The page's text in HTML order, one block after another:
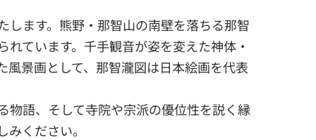
ます。熊野・那智山の南壁を落ちる那智
ています。千手観音が姿を変えた神体・
景画として、那智瀧図は日本絵画を代表
物語、そして寺院や宗派の優位性を説く縁
ください。